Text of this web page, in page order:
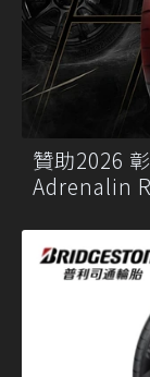
贊助2026
Adrenalin